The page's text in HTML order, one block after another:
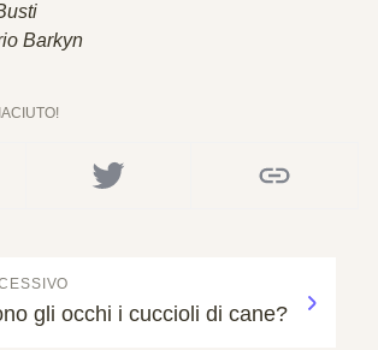
Barkyn
gli occhi i cuccioli di cane?